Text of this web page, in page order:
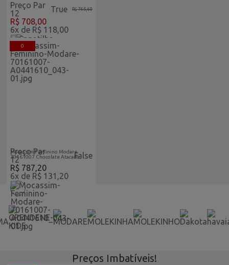
Preço Par
12
True R$ 765,60
R$ 708,00
6x de R$ 118,00
0
Mocassim Feminino Modare
70161007 Chocolate Atacado
Preço Par
12
False
R$ 787,20
6x de R$ 131,20
Preços Imbatíveis!